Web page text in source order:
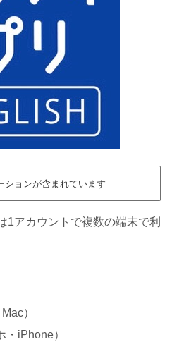
ションが含まれています
1アカウントで複数の端末で利
）
・iPhone）